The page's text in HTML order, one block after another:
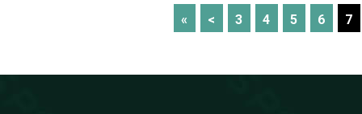
« < 3 4 5 6 7